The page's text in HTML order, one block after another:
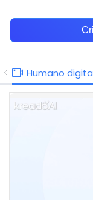
Humano